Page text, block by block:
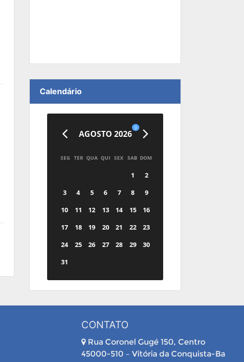
Calendário
AGOSTO 2026
0
SEG TER QUA QUI SEX SAB DOM
1
2
3
4 5 6 7 8
9
10
11 12 13 14 15
16
17
18 19 20 21 22
23
24
25 26 27 28 29
30
31
CONTATO
Rua Coronel Gugé 150, Centro
45000-510 – Vitória da Conquista-Ba